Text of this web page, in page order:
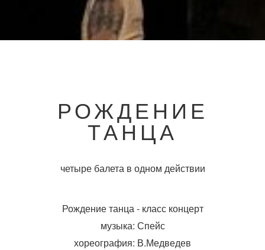
РОЖДЕНИЕ
ТАНЦА
четыре балета в одном действии
Рождение танца - класс концерт
музыка: Спейс
хореография: В.Медведев